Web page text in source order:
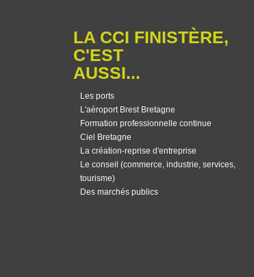
LA CCI FINISTÈRE,
C'EST
AUSSI...
Les ports
L'aéroport Brest Bretagne
Formation professionnelle continue
Ciel Bretagne
La création-reprise d'entreprise
Le conseil (commerce, industrie, services,
tourisme)
Des marchés publics